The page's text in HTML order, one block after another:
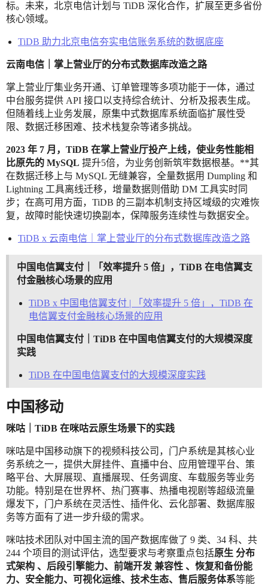
标。未来，北京电信计划与 TiDB 深化合作，扩展至更多省份
核心领域。
TiDB 助力北京电信夯实电信账务系统的数据底座
云南电信｜掌上营业厅的分布式数据库改造之路
掌上营业厅集业务开通、订单管理等多项功能于一体，通过
中台服务提供 API 接口以支持综合统计、分析及报表生成。
但随着线上业务发展，原集中式数据库系统面临扩展性受
限、数据迁移困难、技术栈复杂等诸多挑战。
2023 年 7 月，TiDB 在掌上营业厅投产上线，使业务性能相
比原先的 MySQL 提升5倍，为业务创新筑牢数据根基。**其
在数据迁移上与 MySQL 无缝兼容，全量数据用 Dumpling 和
Lightning 工具离线迁移，增量数据则借助 DM 工具实时同
步；在高可用方面，TiDB 的三副本机制支持区域级的灾难恢
复，故障时能快速切换副本，保障服务连续性与数据安全。
TiDB x 云南电信｜掌上营业厅的分布式数据库改造之路
中国电信翼支付｜「效率提升 5 倍」，TiDB 在电信翼支
付金融核心场景的应用
TiDB x 中国电信翼支付 | 「效率提升 5 倍」，TiDB 在
电信翼支付金融核心场景的应用
中国电信翼支付｜TiDB 在中国电信翼支付的大规模深度
实践
TiDB 在中国电信翼支付的大规模深度实践
中国移动
咪咕｜TiDB 在咪咕云原生场景下的实践
咪咕是中国移动旗下的视频科技公司，门户系统是其核心业
务系统之一，提供大屏挂件、直播中台、应用管理平台、策
略平台、大屏展现、直播展现、任务调度、车载服务等业务
功能。特别是在世界杯、热门赛事、热播电视剧等超级流量
爆发下，门户系统在灵活性、插件化、云化部署、数据库服
务等方面有了进一步升级的需求。
咪咕技术团队对中国主流的国产数据库做了 9 类、34 科、共
244 个项目的测试评估，选型要求与考察重点包括原生 分布
式架构 、后段引擎能力、前端开发 兼容性 、恢复和备份能
力、安全能力、可视化运维、技术生态、售后服务体系等能